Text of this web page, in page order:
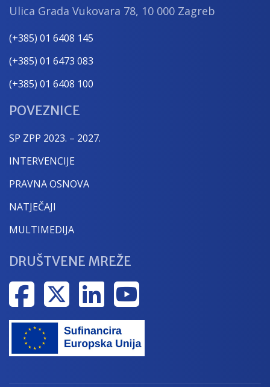
Ulica Grada Vukovara 78, 10 000 Zagreb
(+385) 01 6408 145
(+385) 01 6473 083
(+385) 01 6408 100
POVEZNICE
SP ZPP 2023. – 2027.
INTERVENCIJE
PRAVNA OSNOVA
NATJEČAJI
MULTIMEDIJA
DRUŠTVENE MREŽE